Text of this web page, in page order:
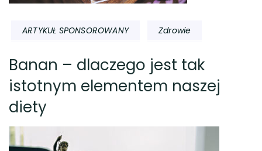
ARTYKUŁ SPONSOROWANY Zdrowie
Banan – dlaczego jest tak
istotnym elementem naszej
diety